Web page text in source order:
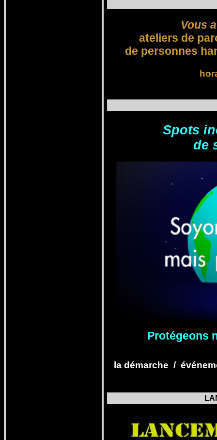
Vous
ateliers de
de personnes
Spots
de
Protégeons
la démarche /